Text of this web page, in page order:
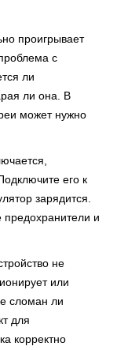
проигрывает
с
ли
ли она. В
может нужно
его к
зарядится.
и
не
или
сломан ли
для
корректно